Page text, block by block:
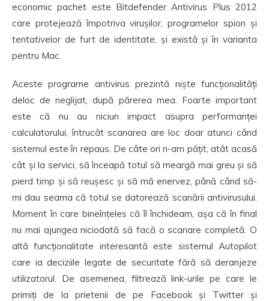
economic pachet este Bitdefender Antivirus Plus 2012
care protejează împotriva virușilor, programelor spion și
tentativelor de furt de identitate, și există și în varianta
pentru Mac.
Aceste programe antivirus prezintă niște funcționalități
deloc de neglijat, după părerea mea. Foarte important
este că nu au niciun impact asupra performanței
calculatorului, întrucât scanarea are loc doar atunci când
sistemul este în repaus. De câte ori n-am pățit, atât acasă
cât și la servici, să înceapă totul să meargă mai greu și să
pierd timp și să reușesc și să mă enervez, până când să-
mi dau seama că totul se datorează scanării antivirusului.
Moment în care bineînțeles că îl închideam, așa că în final
nu mai ajungea niciodată să facă o scanare completă. O
altă funcționalitate interesantă este sistemul Autopilot
care ia deciziile legate de securitate fără să deranjeze
utilizatorul. De asemenea, filtrează link-urile pe care le
primiți de la prietenii de pe Facebook și Twitter și